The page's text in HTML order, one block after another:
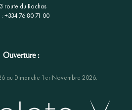
route du Rochas
: +334 76 80 71 00
Ouverture :
au Dimanche 1er Novembre 2026.